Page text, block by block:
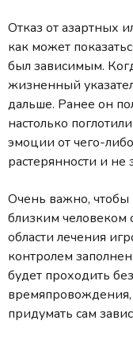
Отказ от азартных
как может
был зависимым.
жизненный
дальше. Ранее он
настолько
эмоции от чего-
растерянности и не
Очень важно,
близким человеком
области лечения
контролем
будет проходить
времяпровождения,
придумать сам